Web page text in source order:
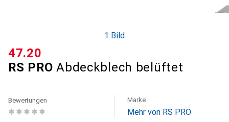
1 Bild
RS PRO Abdeckblech belüftet
CHF
47.20
Bewertungen Marke
Mehr von RS PRO